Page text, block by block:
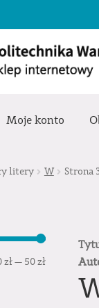
Moje konto
litery W Strona
Cena
Cena
zł— 50 zł